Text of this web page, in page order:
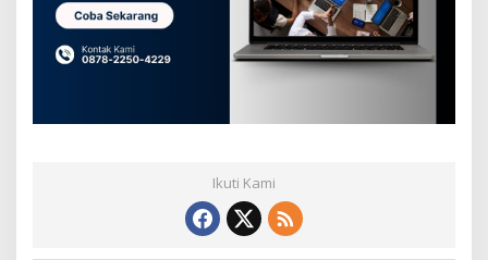
Ikuti Kami